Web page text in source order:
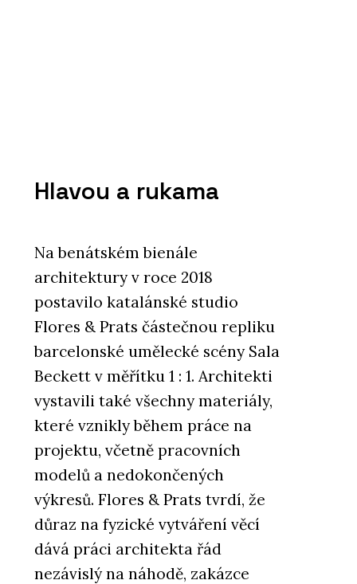
Hlavou a rukama
Na benátském bienále
architektury v roce 2018
postavilo katalánské studio
Flores & Prats částečnou repliku
barcelonské umělecké scény Sala
Beckett v měřítku 1 : 1. Architekti
vystavili také všechny materiály,
které vznikly během práce na
projektu, včetně pracovních
modelů a nedokončených
výkresů. Flores & Prats tvrdí, že
důraz na fyzické vytváření věcí
dává práci architekta řád
nezávislý na náhodě, zakázce